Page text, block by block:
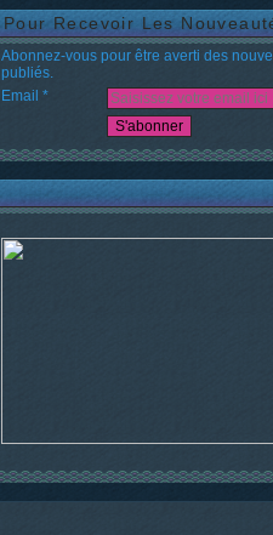
Pour Recevoir Les
Abonnez-vous pour être averti des
publiés.
Email